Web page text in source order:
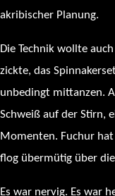
akribischer Planung.
Die Technik wollte
zickte, das
unbedingt mittanzen.
Schweiß auf der Stirn,
Momenten. Fuchur
flog übermütig über
Es war nervig. Es war